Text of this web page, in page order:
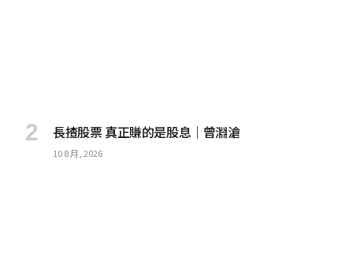
長揸股票 真正賺的是股息｜曾淵滄
10 8 月, 2026